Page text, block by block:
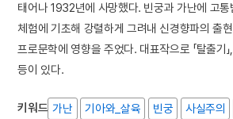
태어나 1932년에 사망했다. 빈궁과 가난에 고
체험에 기초해 강렬하게 그려내 신경향파의 출
프로문학에 영향을 주었다. 대표작으로 「탈출기」,
등이 있다.
키워드 가난 기아와_살육 빈궁 사실주의